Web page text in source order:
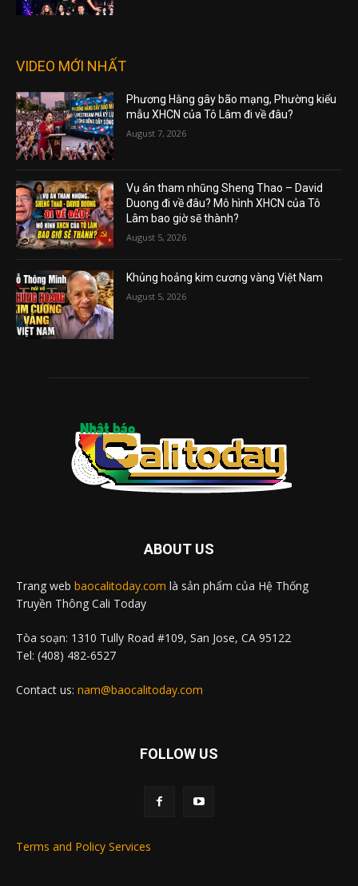
VIDEO MỚI NHẤT
Phương Hằng gây bão mạng, Phường kiểu
mẫu XHCN của Tô Lâm đi về đâu?
August 7, 2026
Vụ án tham nhũng Sheng Thao – David
Duong đi về đâu? Mô hình XHCN của Tô
Lâm bao giờ sẽ thành?
August 5, 2026
Khủng hoảng kim cương vàng Việt Nam
August 5, 2026
ABOUT US
Trang web baocalitoday.com là sản phẩm của Hệ Thống
Truyền Thông Cali Today
Tòa soạn: 1310 Tully Road #109, San Jose, CA 95122
Tel: (408) 482-6527
Contact us: nam@baocalitoday.com
FOLLOW US
Terms and Policy Services